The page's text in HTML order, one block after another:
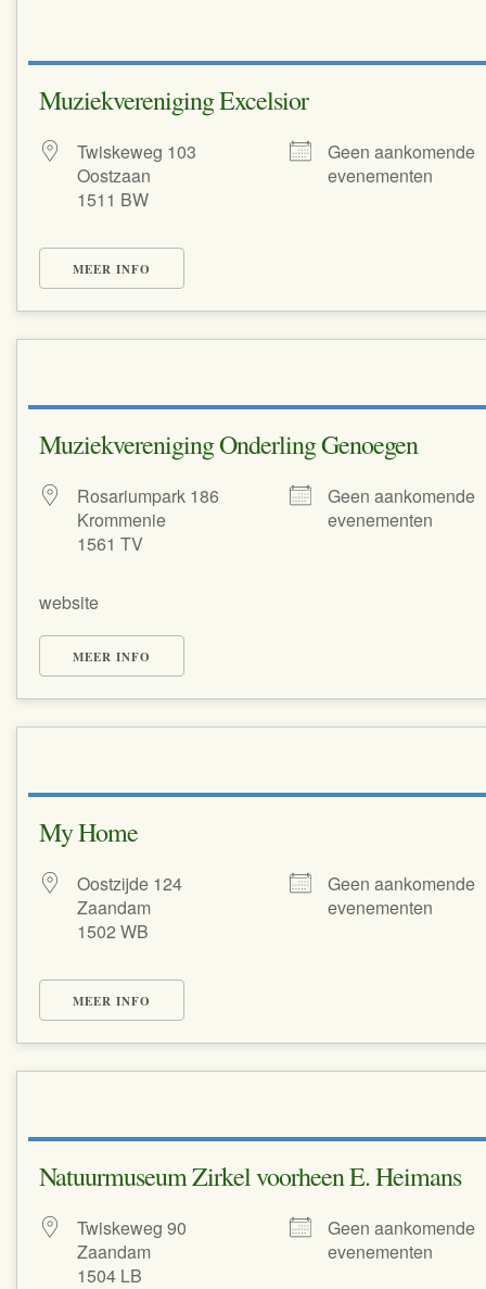
Muziekvereniging Excelsior
Twiskeweg 103
Oostzaan
1511 BW
Geen aankomende
evenementen
MEER INFO
Muziekvereniging Onderling Genoegen
Rosariumpark 186
Krommenie
1561 TV
Geen aankomende
evenementen
website
MEER INFO
My Home
Oostzijde 124
Zaandam
1502 WB
Geen aankomende
evenementen
MEER INFO
Natuurmuseum Zirkel voorheen E. Heimans
Twiskeweg 90
Zaandam
1504 LB
Geen aankomende
evenementen